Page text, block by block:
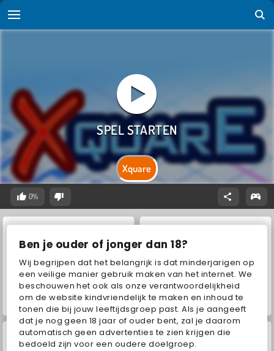
Ben je ouder of jonger dan 18?
Wij begrijpen dat het belangrijk is dat minderjarigen op
een veilige manier gebruik maken van het internet. We
beschouwen het ook als onze verantwoordelijkheid
om de website kindvriendelijk te maken en inhoud te
tonen die bij jouw leeftijdsgroep past. Als je aangeeft
dat je nog geen 18 jaar of ouder bent, zal je daarom
automatisch geen advertenties te zien krijgen die
bedoeld zijn voor een oudere doelgroep.
Xquare
0%
Casino World VegaMix Da Vinci Puzzles